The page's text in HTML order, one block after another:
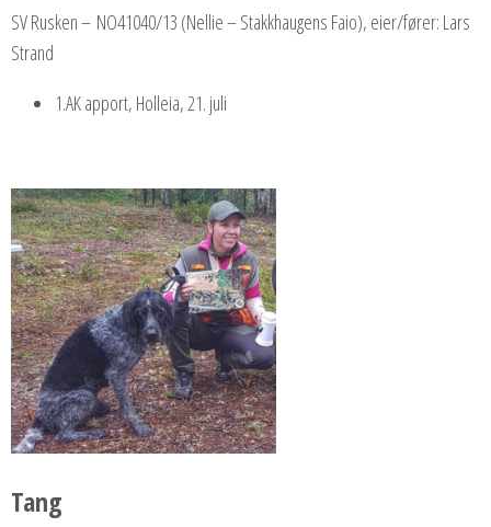
SV Rusken – NO41040/13 (Nellie – Stakkhaugens Faio), eier/fører: Lars
Strand
1.AK apport, Holleia, 21. juli
Tang